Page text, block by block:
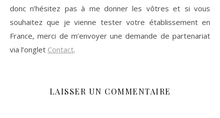
donc n’hésitez pas à me donner les vôtres et si vous
souhaitez que je vienne tester votre établissement en
France, merci de m’envoyer une demande de partenariat
via l’onglet Contact.
LAISSER UN COMMENTAIRE